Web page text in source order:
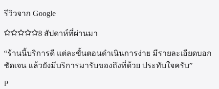
รีวิวจาก Google
8 สัปดาห์ที่ผ่านมา
“ร้านนี้บริการดี แต่ละขั้นตอนดำเนินการง่าย มีรายละเอียดบอก
ชัดเจน แล้วยังมีบริการมารับของถึงที่ด้วย ประทับใจครับ”
P